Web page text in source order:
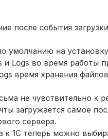
после события
умолчанию на
и Logs во время работы
время хранения
не чувствительно к
загружается самое
сервера.
1С теперь можно